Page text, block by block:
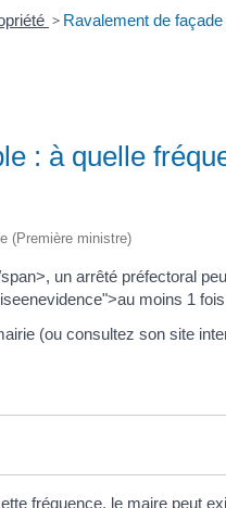
> Ravalement de
: à quelle
(Première ministre)
un arrêté préfectoral
moins 1
(ou consultez son site
fréquence, le maire peut